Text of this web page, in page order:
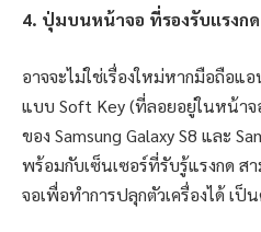
4. ปุ่มบนหน้าจอ ที่รองรับแรงกด
อาจจะไม่ใช่เรื่องใหม่หากมือถือแ
แบบ Soft Key (ที่ลอยอยู่ในหน้าจ
ของ Samsung Galaxy S8 และ
พร้อมกับเซ็นเซอร์ที่รับรู้แรงกด ส
จอเพื่อทำการปลุกตัวเครื่องได้ เป็